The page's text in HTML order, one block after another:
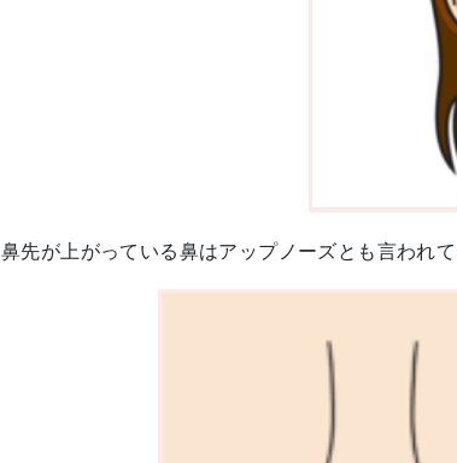
鼻先が上がっている鼻はアップノーズとも言われて